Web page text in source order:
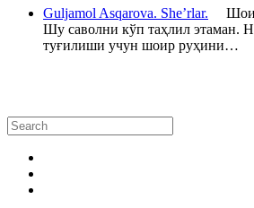
Guljamol Asqarova. She’rlar. Шоир
Шу саволни кўп таҳлил этаман.
туғилиши учун шоир руҳини…